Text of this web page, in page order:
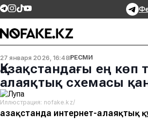
27 января 2026, 16:48РЕСМИ
Қазақстандағы ең көп
алаяқтық схемасы
Иллюстрация: nofake.kz/
Қазақстанда интернет-алаяқтық